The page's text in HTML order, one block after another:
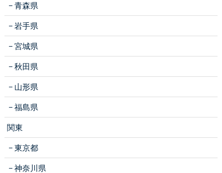
青森県
岩手県
宮城県
秋田県
山形県
福島県
関東
東京都
神奈川県